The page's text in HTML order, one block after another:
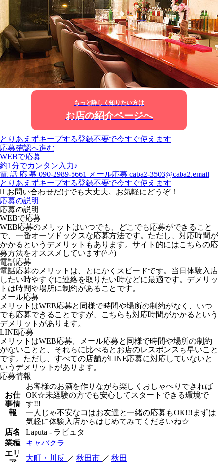
もっと詳しく知りたい方は
お店の紹介ページへ
とりあえずキープする登録不要で今すぐ使えます
応募確認へ進む
WEBで応募
約1分でカンタン入力♪
電 話 応 募 090-2989-5661 メール応募 caba2-3503@caba2.email
とりあえずキープする登録不要で今すぐ使えます
お問い合わせだけでも大丈夫。お気軽にどうぞ！
応募の説明
応募の説明
WEBで応募
WEB応募のメリットはいつでも、どこでも応募ができること
で、一番オーソドックスな応募方法です。ただし、対応時間が
かかるというデメリットもあります。サイト的にはこちらの応
募方法をオススメしています(^-^)
電話応募
電話応募のメリットは、とにかくスピードです。当日体験入店
したい時やすぐに連絡を取りたい時などに最適です。デメリッ
トは時間や場所に制約があることです。
メール応募
メリットはWEB応募と同様で時間や場所の制約がなく、いつ
でも応募できることですが、こちらも対応時間がかかるという
デメリットがあります。
LINE応募
メリットはWEB応募、メール応募と同様で時間や場所の制約
がないことと、それらに比べるとお店のレスポンスも早いこと
です。ただし、すべての店舗がLINE応募に対応していないと
いうデメリットがあります。
応募情報
お仕
事情
報
お客様のお酒を作りながら楽しくおしゃべりできれば
OK☆未経験の方でも安心してスタートできる環境で
す!!!
一人じゃ不安なコはお友達と一緒の応募もOK!!!まずは
気軽に体験入店からはじめてみてくださいね☆
店名
Laputa - ラピュタ
業種
キャバクラ
エリ
大町・川反 ／ 秋田市 ／ 秋田